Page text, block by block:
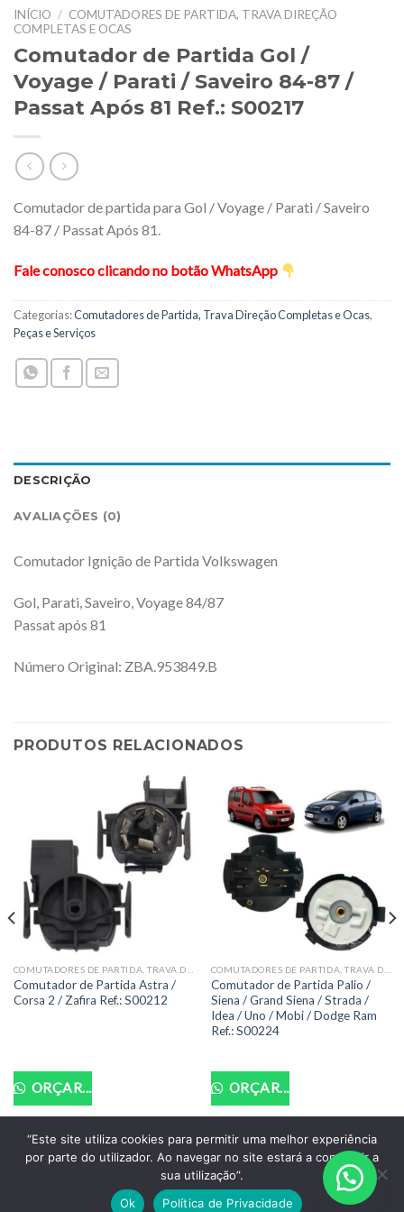
INÍCIO / COMUTADORES DE PARTIDA, TRAVA DIREÇÃO
COMPLETAS E OCAS
Comutador de Partida Gol /
Voyage / Parati / Saveiro 84-87 /
Passat Após 81 Ref.: S00217
Comutador de partida para Gol / Voyage / Parati / Saveiro
84-87 / Passat Após 81.
Fale conosco clicando no botão WhatsApp
Categorias:Comutadores de Partida, Trava Direção Completas e Ocas,
Peças e Serviços
DESCRIÇÃO
AVALIAÇÕES (0)
Comutador Ignição de Partida Volkswagen
Gol, Parati, Saveiro, Voyage 84/87
Passat após 81
Número Original: ZBA.953849.B
PRODUTOS RELACIONADOS
COMUTADORES DE PARTIDA, TRAVA DIREÇÃO COMPLETAS E OCAS
Comutador de Partida Astra /
Corsa 2 / Zafira Ref.: S00212
ORÇAR...
COMUTADORES DE PARTIDA, TRAVA DIREÇÃO COMPLETAS E OCAS
Comutador de Partida Palio /
Siena / Grand Siena / Strada /
Idea / Uno / Mobi / Dodge Ram
Ref.: S00224
ORÇAR...
POLITICA DE PRIVACIDADE TERMOS DE USO
Copyright 2026 ©
Santo Auto Vidros e Chaveiro - CNPJ:
18.011.218/0001-07
“Este site utiliza cookies para permitir uma melhor experiência
por parte do utilizador. Ao navegar no site estará a consentir a
sua utilização”.
Ok
Política de Privacidade